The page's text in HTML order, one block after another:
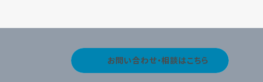
お問い合わせ・相談はこちら